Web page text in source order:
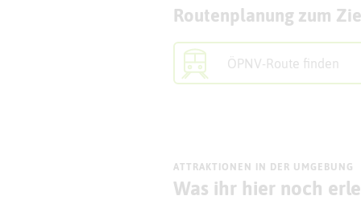
Routenplanung zum
ÖPNV-Route finden
ATTRAKTIONEN IN DER UMGEBUNG
Was ihr hier noch